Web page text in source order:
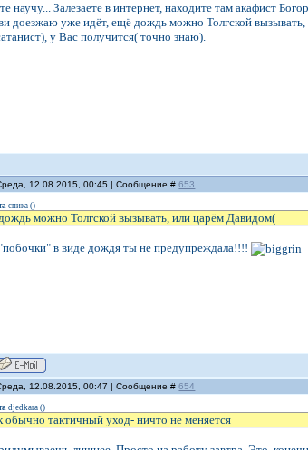
научу... Залезаете в интернет, находите там акафист
доезжаю уже идёт, ещё дождь можно Толгской
у Вас получится( точно знаю).
12.08.2015, 00:45 | Сообщение #653
спика ()
можно Толгской вызывать, или царём Давидом(
в виде дождя ты не предупреждала!!!!
12.08.2015, 00:47 | Сообщение #654
djedkara ()
обычно тактичный уход- ничто не меняется